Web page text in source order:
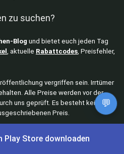
zu suchen?
Blog und bietet euch jeden Tag
, aktuelle Rabattcodes, Preisfehler,
vergriffen sein. Irrtümer
Alle Preise werden vor der
uns geprüft. Es besteht kein
Preis.
💬
Play Store downloaden